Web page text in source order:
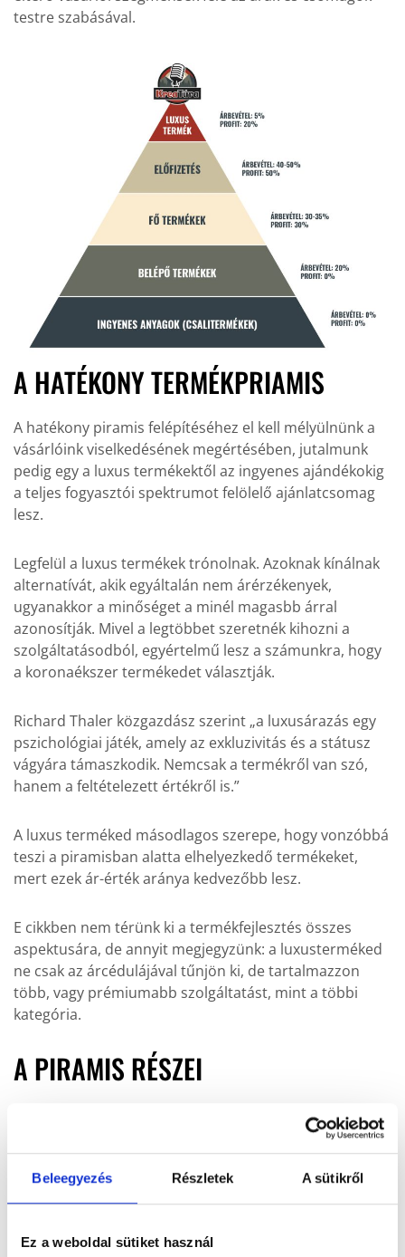
Beleegyezés Részletek A sütikről
Ez a weboldal sütiket használ
testre szabásával.
A HATÉKONY TERMÉKPRIAMIS
A hatékony piramis felépítéséhez el kell mélyülnünk a
vásárlóink viselkedésének megértésében, jutalmunk
pedig egy a luxus termékektől az ingyenes ajándékokig
a teljes fogyasztói spektrumot felölelő ajánlatcsomag
lesz.
Legfelül a luxus termékek trónolnak. Azoknak kínálnak
alternatívát, akik egyáltalán nem árérzékenyek,
ugyanakkor a minőséget a minél magasbb árral
azonosítják. Mivel a legtöbbet szeretnék kihozni a
szolgáltatásodból, egyértelmű lesz a számunkra, hogy
a koronaékszer termékedet választják.
Richard Thaler közgazdász szerint „a luxusárazás egy
pszichológiai játék, amely az exkluzivitás és a státusz
vágyára támaszkodik. Nemcsak a termékről van szó,
hanem a feltételezett értékről is.”
A luxus terméked másodlagos szerepe, hogy vonzóbbá
teszi a piramisban alatta elhelyezkedő termékeket,
mert ezek ár-érték aránya kedvezőbb lesz.
E cikkben nem térünk ki a termékfejlesztés összes
aspektusára, de annyit megjegyzünk: a luxusterméked
ne csak az árcédulájával tűnjön ki, de tartalmazzon
több, vagy prémiumabb szolgáltatást, mint a többi
kategória.
A PIRAMIS RÉSZEI
Ahogy lefelé haladunk a piramison, megjelennek a
középkategóriás ajánlatok, amelyek szélesebb
fogyasztói réteget céloznak meg. Ez a termékcsoport
adja sok vállalkozás bevételeinek gerincét.
érték arány párt. Ha az ár túl magas, keveset fogsz